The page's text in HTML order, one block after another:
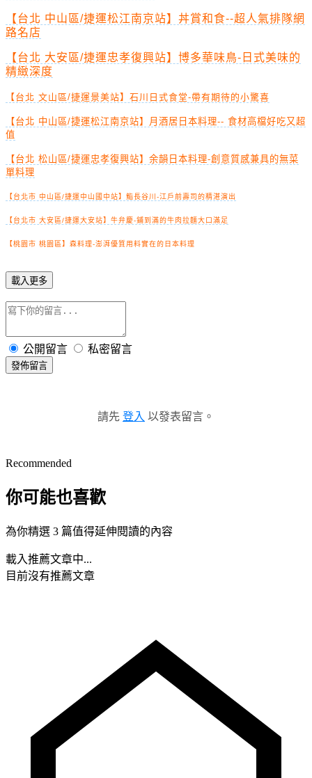
【台北 中山區/捷運松江南京站】丼賞和食--超人氣排隊網
路名店
【台北 大安區/捷運忠孝復興站】博多華味鳥-日式美味的
精緻深度
【台北 文山區/捷運景美站】石川日式食堂-帶有期待的小驚喜
【台北 中山區/捷運松江南京站】月酒居日本料理-- 食材高檔好吃又超
值
【台北 松山區/捷運忠孝復興站】余韻日本料理-創意質感兼具的無菜
單料理
【台北市 中山區/捷運中山國中站】鮨長谷川-江戶前壽司的精湛演出
【台北市 大安區/捷運大安站】牛弁慶-鋪到滿的牛肉拉麵大口滿足
【桃園市 桃園區】森料理-澎湃優質用料實在的日本料理
載入更多
公開留言 私密留言
發佈留言
請先 登入 以發表留言。
Recommended
你可能也喜歡
為你精選 3 篇值得延伸閱讀的內容
載入推薦文章中...
目前沒有推薦文章